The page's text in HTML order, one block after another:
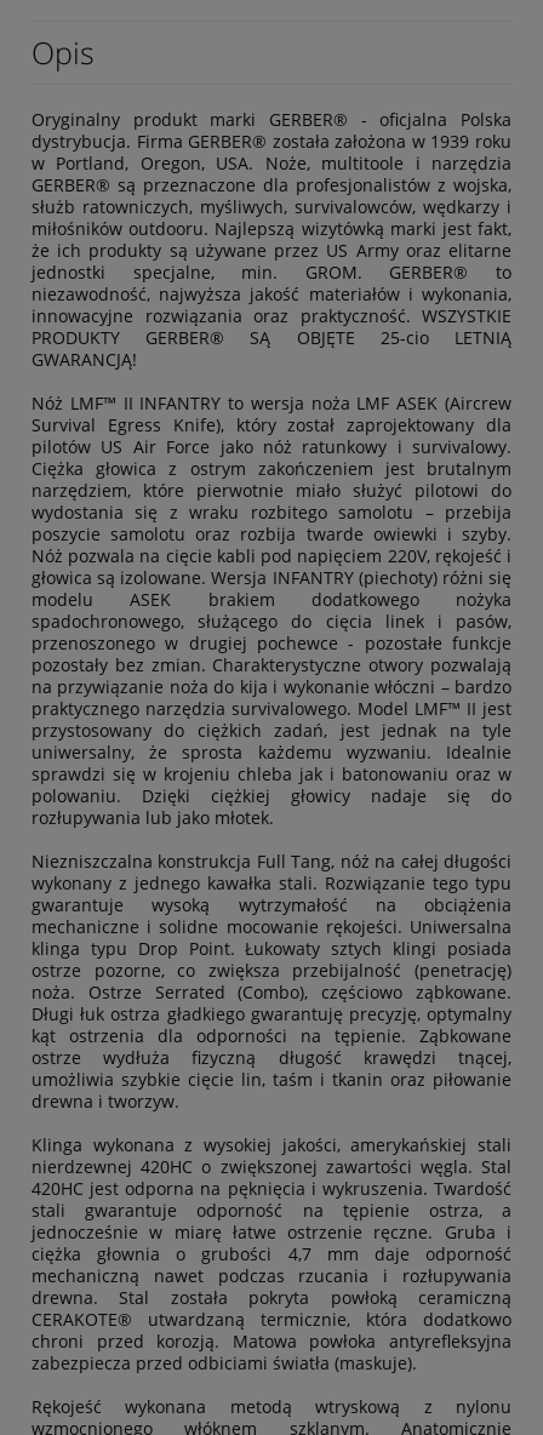
Opis
Oryginalny produkt marki GERBER® - oficjalna Polska
dystrybucja. Firma GERBER® została założona w 1939 roku
w Portland, Oregon, USA. Noże, multitoole i narzędzia
GERBER® są przeznaczone dla profesjonalistów z wojska,
służb ratowniczych, myśliwych, survivalowców, wędkarzy i
miłośników outdooru. Najlepszą wizytówką marki jest fakt,
że ich produkty są używane przez US Army oraz elitarne
jednostki specjalne, min. GROM. GERBER® to
niezawodność, najwyższa jakość materiałów i wykonania,
innowacyjne rozwiązania oraz praktyczność. WSZYSTKIE
PRODUKTY GERBER® SĄ OBJĘTE 25-cio LETNIĄ
GWARANCJĄ!
Nóż LMF™ II INFANTRY to wersja noża LMF ASEK (Aircrew
Survival Egress Knife), który został zaprojektowany dla
pilotów US Air Force jako nóż ratunkowy i survivalowy.
Ciężka głowica z ostrym zakończeniem jest brutalnym
narzędziem, które pierwotnie miało służyć pilotowi do
wydostania się z wraku rozbitego samolotu – przebija
poszycie samolotu oraz rozbija twarde owiewki i szyby.
Nóż pozwala na cięcie kabli pod napięciem 220V, rękojeść i
głowica są izolowane. Wersja INFANTRY (piechoty) różni się
modelu ASEK brakiem dodatkowego nożyka
spadochronowego, służącego do cięcia linek i pasów,
przenoszonego w drugiej pochewce - pozostałe funkcje
pozostały bez zmian. Charakterystyczne otwory pozwalają
na przywiązanie noża do kija i wykonanie włóczni – bardzo
praktycznego narzędzia survivalowego. Model LMF™ II jest
przystosowany do ciężkich zadań, jest jednak na tyle
uniwersalny, że sprosta każdemu wyzwaniu. Idealnie
sprawdzi się w krojeniu chleba jak i batonowaniu oraz w
polowaniu. Dzięki ciężkiej głowicy nadaje się do
rozłupywania lub jako młotek.
Niezniszczalna konstrukcja Full Tang, nóż na całej długości
wykonany z jednego kawałka stali. Rozwiązanie tego typu
gwarantuje wysoką wytrzymałość na obciążenia
mechaniczne i solidne mocowanie rękojeści. Uniwersalna
klinga typu Drop Point. Łukowaty sztych klingi posiada
ostrze pozorne, co zwiększa przebijalność (penetrację)
noża. Ostrze Serrated (Combo), częściowo ząbkowane.
Długi łuk ostrza gładkiego gwarantuję precyzję, optymalny
kąt ostrzenia dla odporności na tępienie. Ząbkowane
ostrze wydłuża fizyczną długość krawędzi tnącej,
umożliwia szybkie cięcie lin, taśm i tkanin oraz piłowanie
drewna i tworzyw.
Klinga wykonana z wysokiej jakości, amerykańskiej stali
nierdzewnej 420HC o zwiększonej zawartości węgla. Stal
420HC jest odporna na pęknięcia i wykruszenia. Twardość
stali gwarantuje odporność na tępienie ostrza, a
jednocześnie w miarę łatwe ostrzenie ręczne. Gruba i
ciężka głownia o grubości 4,7 mm daje odporność
mechaniczną nawet podczas rzucania i rozłupywania
drewna. Stal została pokryta powłoką ceramiczną
CERAKOTE® utwardzaną termicznie, która dodatkowo
chroni przed korozją. Matowa powłoka antyrefleksyjna
zabezpiecza przed odbiciami światła (maskuje).
Rękojeść wykonana metodą wtryskową z nylonu
wzmocnionego włóknem szklanym. Anatomicznie